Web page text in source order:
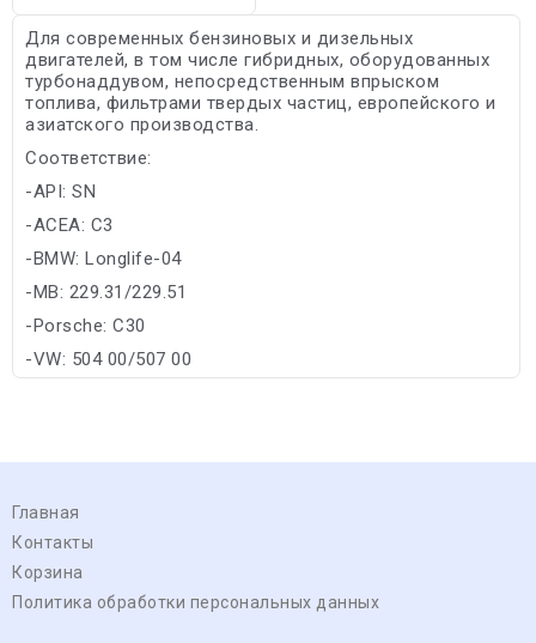
Для современных бензиновых и дизельных
двигателей, в том числе гибридных, оборудованных
турбонаддувом, непосредственным впрыском
топлива, фильтрами твердых частиц, европейского и
азиатского производства.
Соответствие:
-API: SN
-ACEA: C3
-BMW: Longlife-04
-MB: 229.31/229.51
-Porsche: C30
-VW: 504 00/507 00
Главная
Контакты
Корзина
Политика обработки персональных данных